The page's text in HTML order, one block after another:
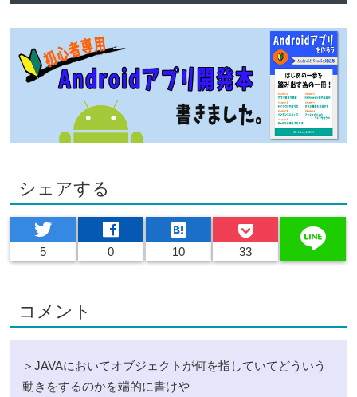
シェアする
twitter
5
facebook
0
hatenabookmark
10 33 line
コメント
＞JAVAにおいてオブジェクトが何を指していてどういう
動きをするのかを端的に書けや